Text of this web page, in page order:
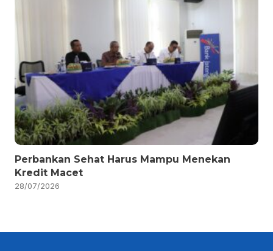
Perbankan Sehat Harus Mampu Menekan
Kredit Macet
28/07/2026